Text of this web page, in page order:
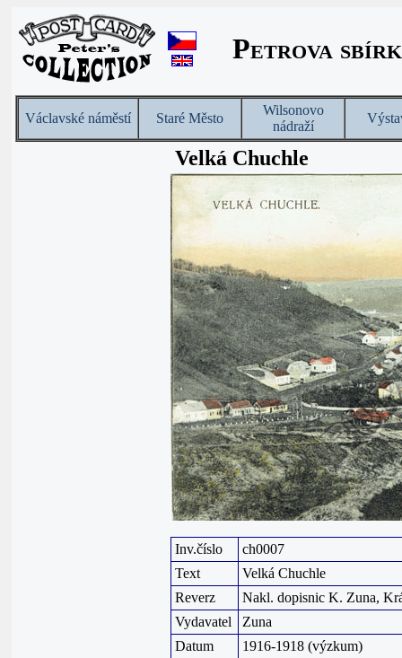
Petrova
Václavské náměstí Staré Město
Wilsonovo
nádraží
Velká Chuchle
Inv.číslo
ch0007
Text
Velká Chuchle
Reverz
Nakl. dopisnic K. Zuna,
Vydavatel
Zuna
Datum
1916-1918 (výzkum)